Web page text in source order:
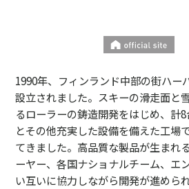
1990年、フィンランド中部の街ハー
設立されました。スキーの滑走面と
るローラーの鋳造開発をはじめ、計
とその他充実した設備を備えた工場
てきました。高品質な製品が生まれ
ーヤー、各国ナショナルチーム、エ
い互いに協力しながら開発が進めら